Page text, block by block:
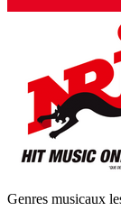
Genres musicaux